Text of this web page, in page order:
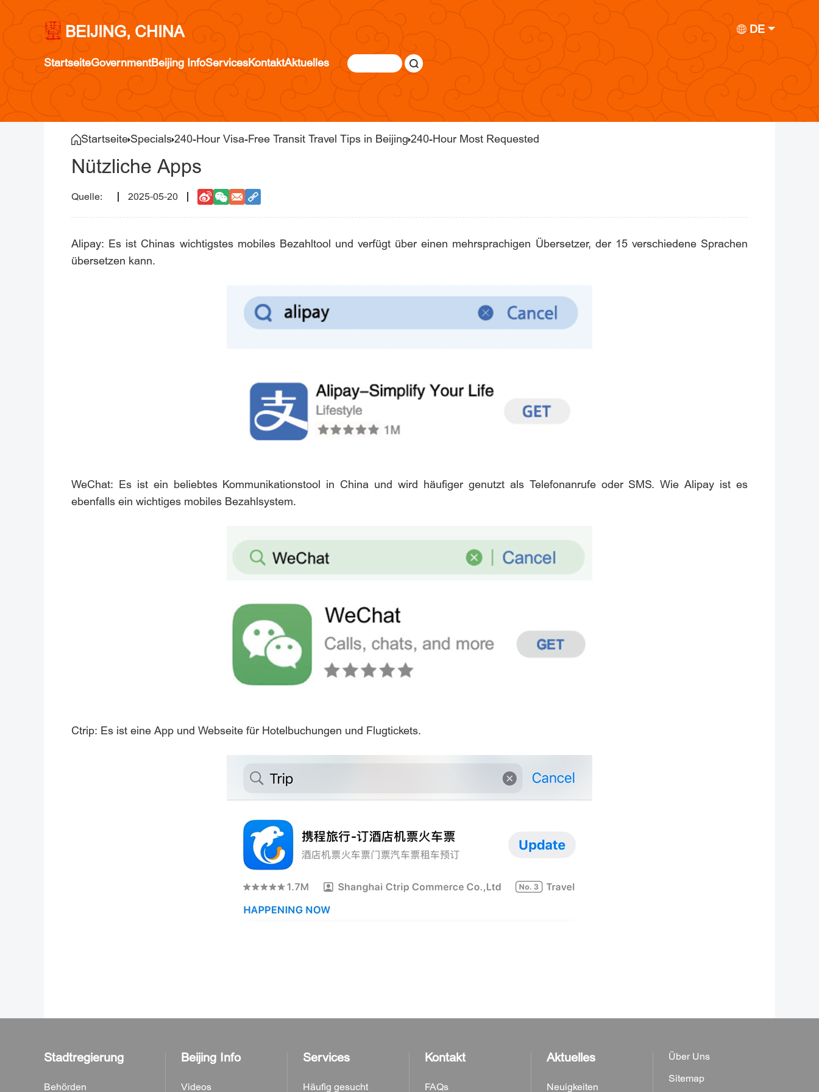
BEIJING, CHINA DE
StartseiteGovernmentBeijing InfoServicesKontaktAktuelles
Startseite Specials240-Hour Visa-Free Transit Travel Tips in Beijing 240-Hour Most Requested
Nützliche Apps
2025-05-20
Alipay: Es ist Chinas wichtigstes mobiles Bezahltool und verfügt über einen mehrsprachigen Übersetzer, der 15 verschiedene Sprachen
übersetzen kann.
WeChat: Es ist ein beliebtes Kommunikationstool in China und wird häufiger genutzt als Telefonanrufe oder SMS. Wie Alipay ist es
ebenfalls ein wichtiges mobiles Bezahlsystem.
Ctrip: Es ist eine App und Webseite für Hotelbuchungen und Flugtickets.
Stadtregierung
Behörden
Beijing Info
Videos
Services
Häufig gesucht
Kontakt
FAQs
Aktuelles
Neuigkeiten
Über Uns
Sitemap